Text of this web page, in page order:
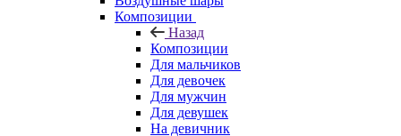
Композиции
Назад
Композиции
Для мальчиков
Для девочек
Для мужчин
Для девушек
На девичник